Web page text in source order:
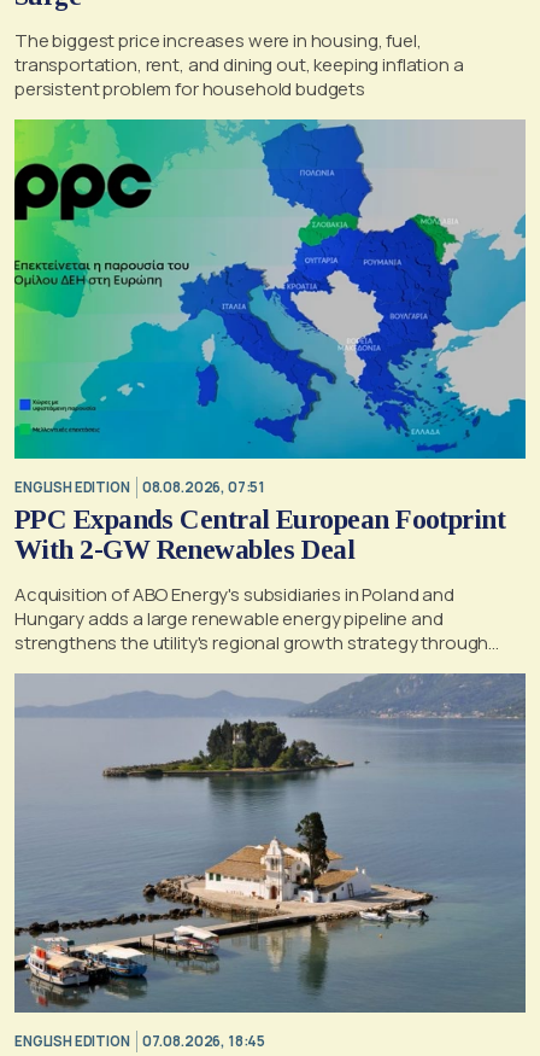
The biggest price increases were in housing, fuel,
transportation, rent, and dining out, keeping inflation a
persistent problem for household budgets
ENGLISH EDITION 08.08.2026, 07:51
PPC Expands Central European Footprint
With 2-GW Renewables Deal
Acquisition of ABO Energy's subsidiaries in Poland and
Hungary adds a large renewable energy pipeline and
strengthens the utility's regional growth strategy through
ENGLISH EDITION 07.08.2026, 18:45